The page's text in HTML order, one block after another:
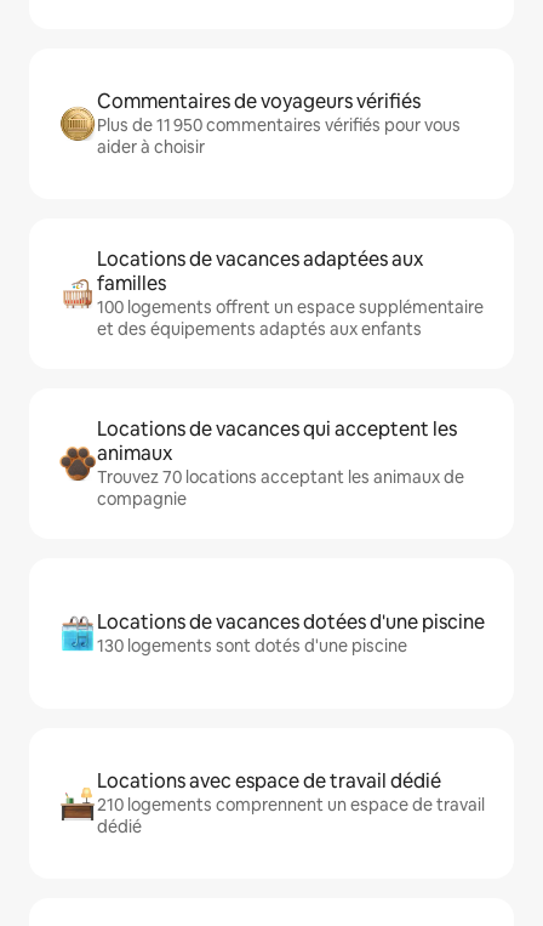
Commentaires de voyageurs vérifiés
Plus de 11 950 commentaires vérifiés pour vous
aider à choisir
Locations de vacances adaptées aux
familles
100 logements offrent un espace supplémentaire
et des équipements adaptés aux enfants
Locations de vacances qui acceptent les
animaux
Trouvez 70 locations acceptant les animaux de
compagnie
Locations de vacances dotées d'une piscine
130 logements sont dotés d'une piscine
Locations avec espace de travail dédié
210 logements comprennent un espace de travail
dédié